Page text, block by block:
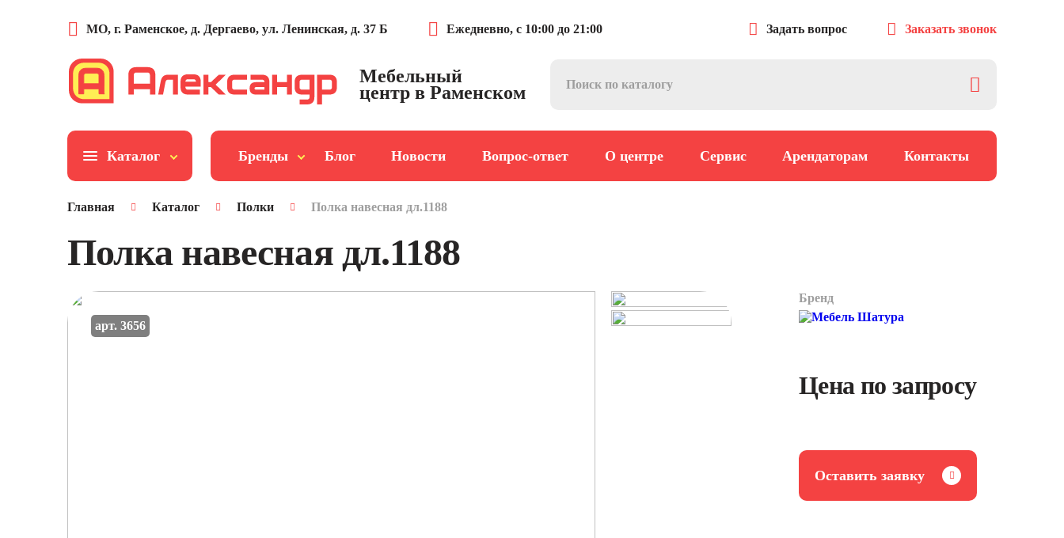
МО, г. Раменское, д. Дергаево, ул. Ленинская, д. 37 Б Ежедневно, с 10:00 до 21:00 Задать вопрос Заказать звонок
Мебельный
центр в Раменском
Каталог Бренды Блог Новости Вопрос-ответ О центре Сервис Арендаторам Контакты
Главная Каталог Полки Полка навесная дл.1188
Полка навесная дл.1188
арт. 3656
Бренд
Цена по запросу
Оставить заявку